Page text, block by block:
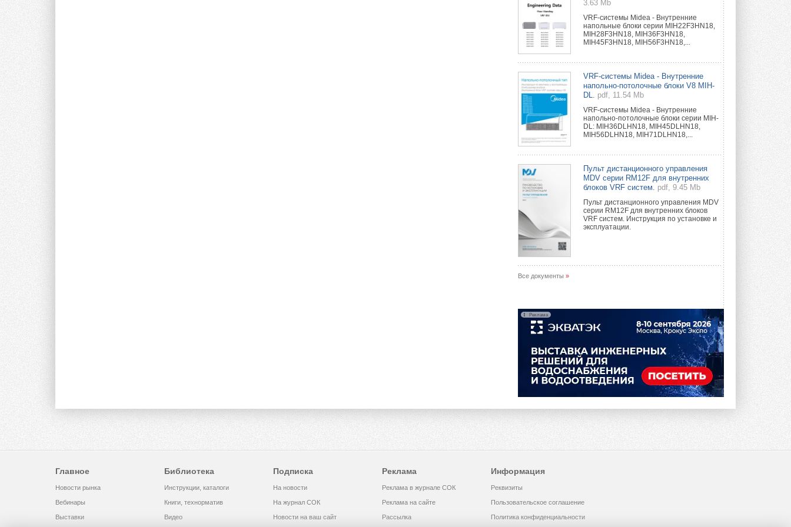
3.63 Mb
VRF-системы Midea - Внутренние
напольные блоки серии MIH22F3HN18,
MIH28F3HN18, MIH36F3HN18,
MIH45F3HN18, MIH56F3HN18,...
VRF-системы Midea - Внутренние
напольно-потолочные блоки V8 MIH-
DL.
pdf, 11.54 Mb
VRF-системы Midea - Внутренние
напольно-потолочные блоки серии MIH-
DL: MIH36DLHN18, MIH45DLHN18,
MIH56DLHN18, MIH71DLHN18,...
Пульт дистанционного управления
MDV серии RM12F для внутренних
блоков VRF систем.
pdf, 9.45 Mb
Пульт дистанционного управления MDV
серии RM12F для внутренних блоков
VRF систем. Инструкция по установке и
эксплуатации.
Все документы »
Реклама
Главное
Новости рынка
Вебинары
Выставки
Библиотека
Инструкции, каталоги
Книги, технорматив
Видео
Подписка
На новости
На журнал СОК
Новости на ваш сайт
Реклама
Реклама в журнале СОК
Реклама на сайте
Рассылка
Информация
Реквизиты
Пользовательское соглашение
Политика конфиденциальности